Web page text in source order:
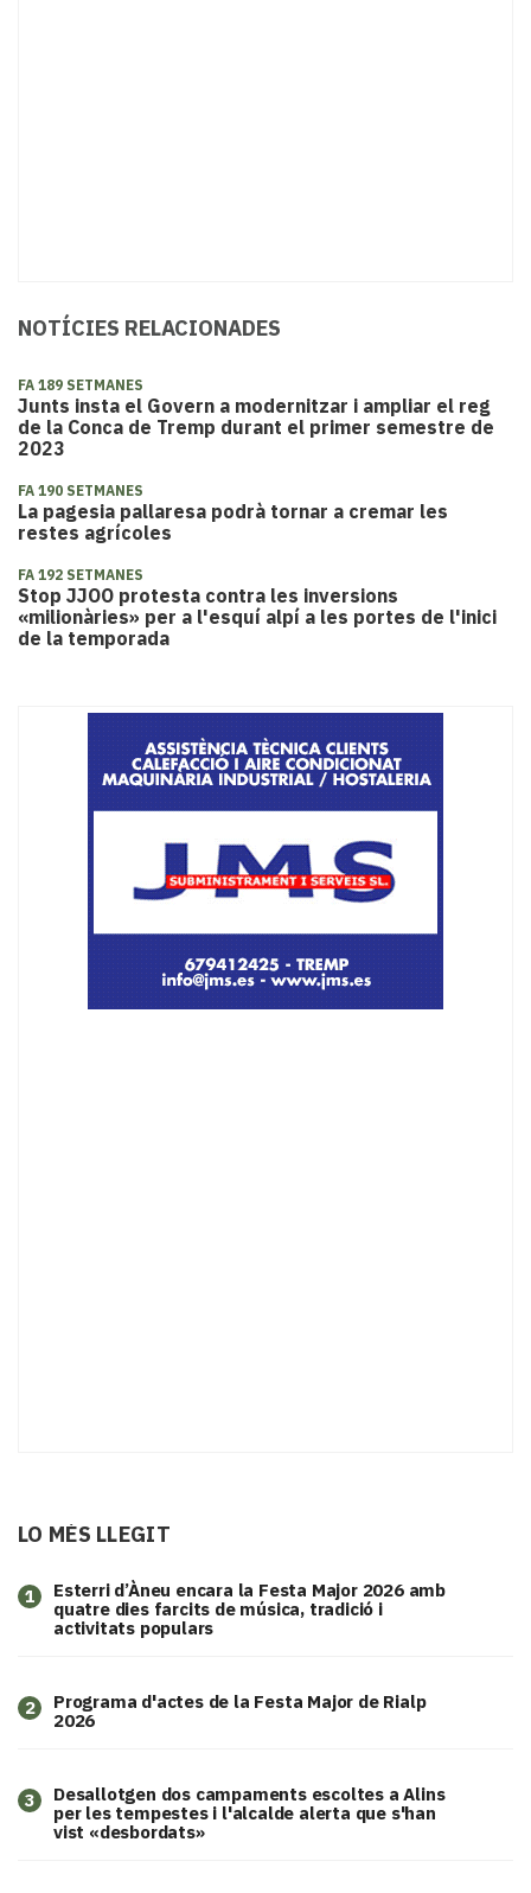
NOTÍCIES RELACIONADES
FA 189 SETMANES
Junts insta el Govern a modernitzar i ampliar el reg
de la Conca de Tremp durant el primer semestre de
2023
FA 190 SETMANES
​La pagesia pallaresa podrà tornar a cremar les
restes agrícoles
FA 192 SETMANES
Stop JJOO protesta contra les inversions
«milionàries» per a l'esquí alpí a les portes de l'inici
de la temporada
LO MÉS LLEGIT
1
Esterri d’Àneu encara la Festa Major 2026 amb
quatre dies farcits de música, tradició i
activitats populars
2
Programa d'actes de la Festa Major de Rialp
2026
3
​Desallotgen dos campaments escoltes a Alins
per les tempestes i l'alcalde alerta que s'han
vist «desbordats»